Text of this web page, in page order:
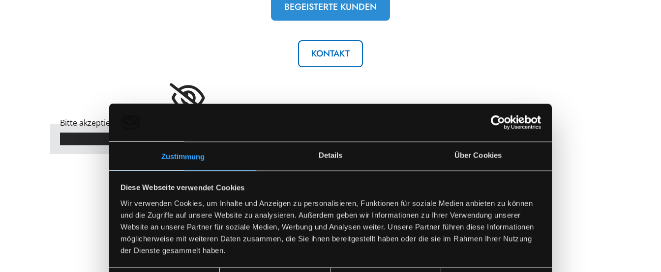
Zustimmung Details Über Cookies
Diese Webseite verwendet Cookies
Wir verwenden Cookies, um Inhalte und Anzeigen zu personalisieren, Funktionen für soziale Medien anbieten zu können
und die Zugriffe auf unsere Website zu analysieren. Außerdem geben wir Informationen zu Ihrer Verwendung unserer
Website an unsere Partner für soziale Medien, Werbung und Analysen weiter. Unsere Partner führen diese Informationen
möglicherweise mit weiteren Daten zusammen, die Sie ihnen bereitgestellt haben oder die sie im Rahmen Ihrer Nutzung
der Dienste gesammelt haben.
BEGEISTERTE KUNDEN
KONTAKT
Bitte akzeptieren Sie Marketing-Cookies, um dieses Video anzusehen.
Accept cookies